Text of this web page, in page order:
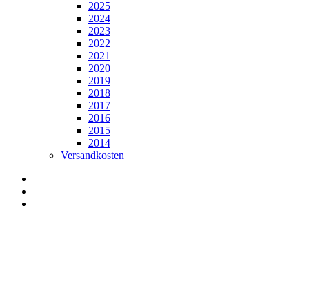
2025
2024
2023
2022
2021
2020
2019
2018
2017
2016
2015
2014
Versandkosten